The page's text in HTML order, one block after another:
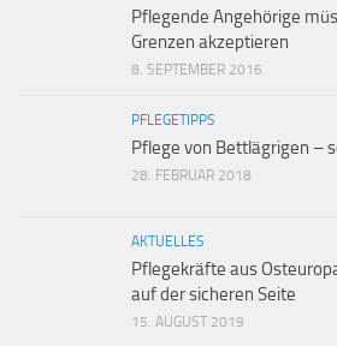
Pflegende Angehörige
Grenzen akzeptieren
8. SEPTEMBER 2016
PFLEGETIPPS
Pflege von Bettlägrigen –
28. FEBRUAR 2018
AKTUELLES
Pflegekräfte aus
auf der sicheren Seite
15. AUGUST 2019